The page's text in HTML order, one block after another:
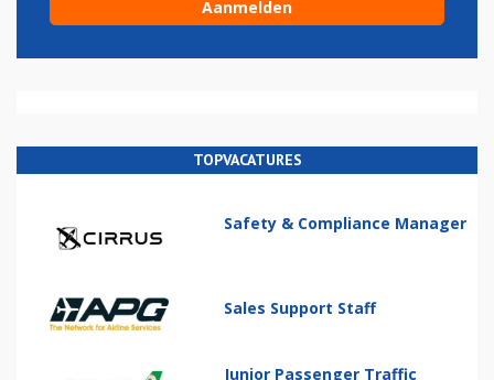
TOPVACATURES
Safety & Compliance Manager
Sales Support Staff
Junior Passenger Traffic